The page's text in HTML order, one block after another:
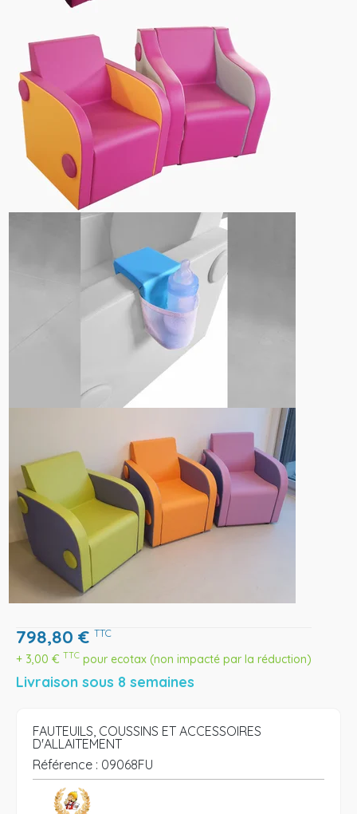
798,80 € TTC
+ 3,00 € TTC pour ecotax (non impacté par la réduction)
Livraison sous 8 semaines
FAUTEUILS, COUSSINS ET ACCESSOIRES
D'ALLAITEMENT
Référence : 09068FU